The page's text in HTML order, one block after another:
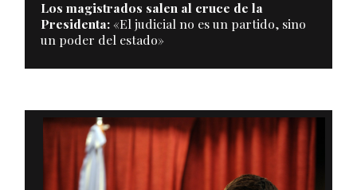
Los magistrados salen al cruce de la
Presidenta:«El judicial no es un partido, sino
un poder del estado»